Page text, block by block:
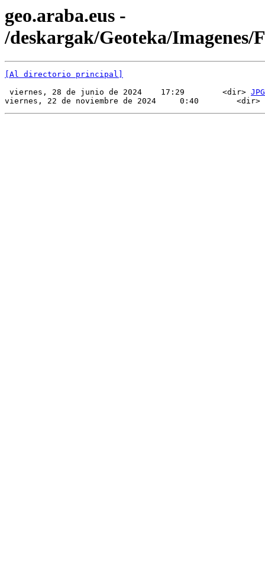
geo.araba.eus -
/deskargak/Geoteka/Imagenes/
[Al directorio principal]
viernes, 28 de junio de 2024    17:29        <dir> JPG
viernes, 22 de noviembre de 2024     0:40        <dir>